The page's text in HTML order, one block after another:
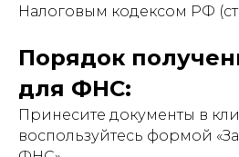
Налоговым кодексом РФ (ст.
Порядок
для ФНС:
Принесите документы в
воспользуйтесь формой